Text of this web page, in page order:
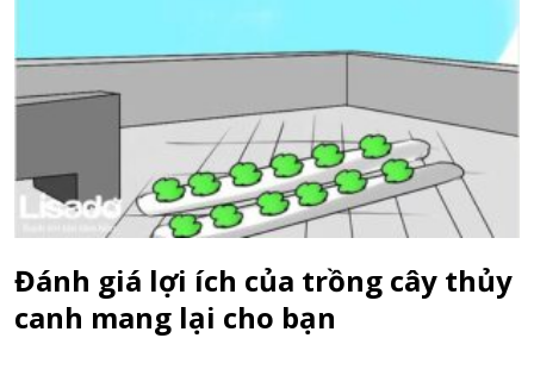
Đánh giá lợi ích của trồng cây thủy
canh mang lại cho bạn